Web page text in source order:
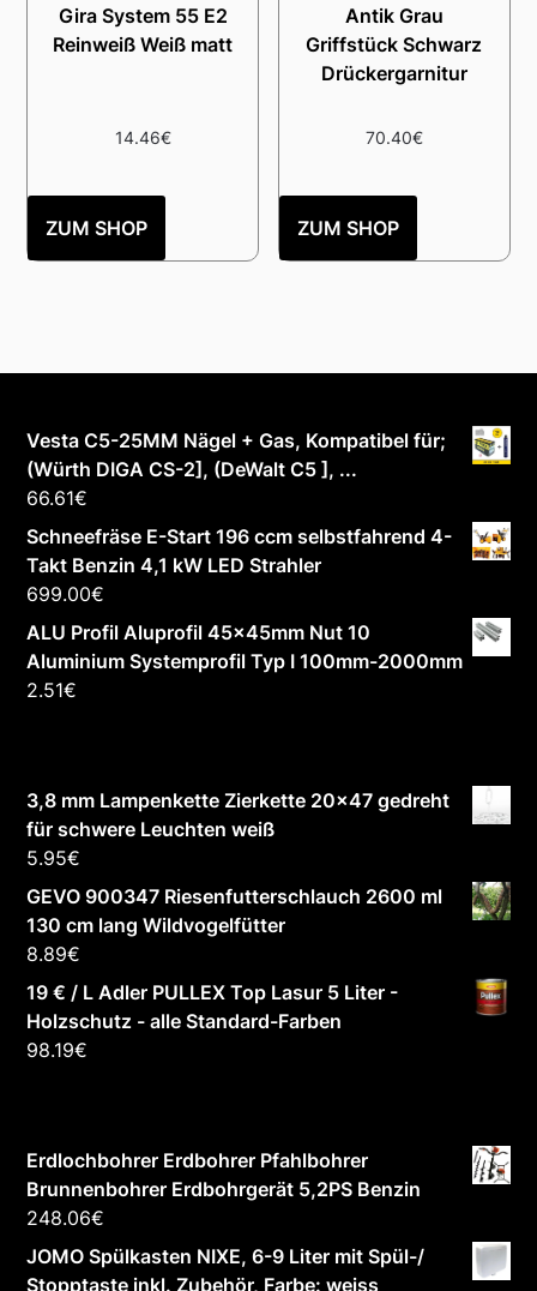
Gira System 55 E2
Reinweiß Weiß matt
14.46€
ZUM SHOP
Antik Grau
Griffstück Schwarz
Drückergarnitur
70.40€
ZUM SHOP
Vesta C5-25MM Nägel + Gas, Kompatibel für;
(Würth DIGA CS-2], (DeWalt C5 ], ...
66.61€
Schneefräse E-Start 196 ccm selbstfahrend 4-
Takt Benzin 4,1 kW LED Strahler
699.00€
ALU Profil Aluprofil 45x45mm Nut 10
Aluminium Systemprofil Typ I 100mm-2000mm
2.51€
3,8 mm Lampenkette Zierkette 20x47 gedreht
für schwere Leuchten weiß
5.95€
GEVO 900347 Riesenfutterschlauch 2600 ml
130 cm lang Wildvogelfütter
8.89€
19 € / L Adler PULLEX Top Lasur 5 Liter -
Holzschutz - alle Standard-Farben
98.19€
Erdlochbohrer Erdbohrer Pfahlbohrer
Brunnenbohrer Erdbohrgerät 5,2PS Benzin
248.06€
JOMO Spülkasten NIXE, 6-9 Liter mit Spül-/
Stopptaste inkl. Zubehör, Farbe: weiss